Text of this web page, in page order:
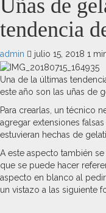
Uñas de
tendencia
admin julio 15, 2018 1
Una de la últimas
este año son las uñas de
Para crearlas, un técnico
agregar extensiones
estuvieran hechas de
A este aspecto también
que se puede hacer
aspecto en blanco al
un vistazo a las siguiente